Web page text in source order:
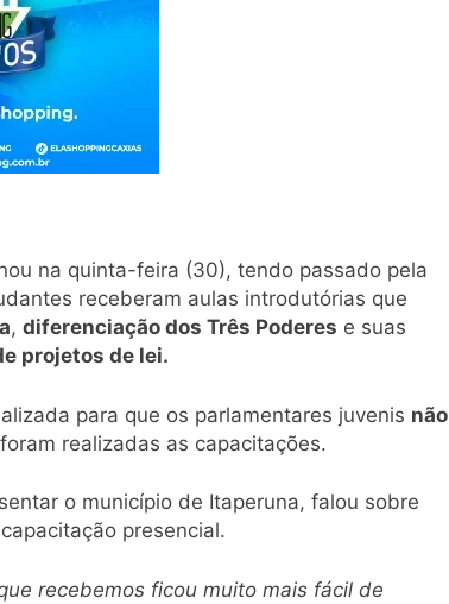
na quinta-feira (30), tendo passado pela
receberam aulas introdutórias que
, diferenciação dos Três Poderes e suas
projetos de lei.
para que os parlamentares juvenis não
realizadas as capacitações.
o município de Itaperuna, falou sobre
presencial.
recebemos ficou muito mais fácil de